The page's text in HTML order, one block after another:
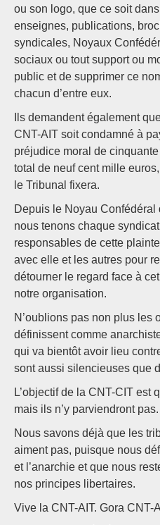
ou son logo, que ce soit
enseignes, publications,
syndicales, Noyaux
sociaux ou tout support ou
public et de supprimer ce
chacun d’entre eux.
Ils demandent également
CNT-AIT soit condamné à
préjudice moral de
total de neuf cent mille
le Tribunal fixera.
Depuis le Noyau Confédéral
nous tenons chaque
responsables de cette
avec elle et les autres pour
détourner le regard face à
notre organisation.
N’oublions pas non plus les
définissent comme
qui va bientôt avoir lieu
sont aussi silencieuses que
L’objectif de la CNT-CIT est
mais ils n’y parviendront pas.
Nous savons déjà que les
aiment pas, puisque nous
et l’anarchie et que nous
nos principes libertaires.
Vive la CNT-AIT. Gora CNT-